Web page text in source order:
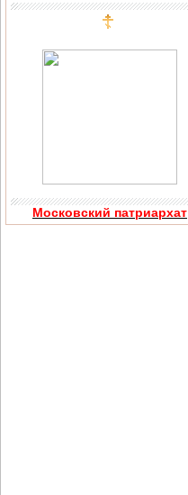
Московский патриархат